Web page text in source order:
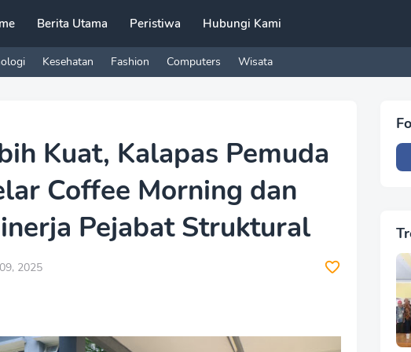
Berita Utama Peristiwa Hubungi Kami
Kesehatan Fashion Computers Wisata
Kuat, Kalapas Pemuda
Coffee Morning dan
Pejabat Struktural
2025